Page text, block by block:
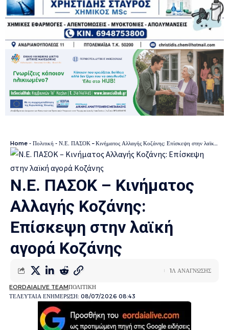
Home - Πολιτική - Ν.Ε. ΠΑΣΟΚ – Κινήματος Αλλαγής Κοζάνης: Επίσκεψη στην λαϊκή αγορά Κοζάνης
Ν.Ε. ΠΑΣΟΚ – Κινήματος
Αλλαγής Κοζάνης:
Επίσκεψη στην λαϊκή
αγορά Κοζάνης
ΤΕΛΕΥΤΑΙΑ ΕΝΗΜΕΡΩΣΗ: 08/07/2026 08:43
EORDAIALIVE TEAMΠΟΛΙΤΙΚΗ
1Λ ΑΝΑΓΝΩΣΗΣ